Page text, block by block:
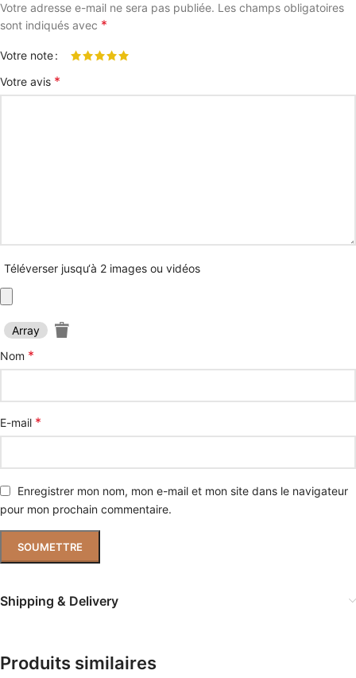
Votre adresse e-mail ne sera pas publiée. Les champs obligatoires
sont indiqués avec *
Votre note
Votre avis *
Téléverser jusqu‘à 2 images ou vidéos
Array
Nom *
E-mail *
Enregistrer mon nom, mon e-mail et mon site dans le navigateur
pour mon prochain commentaire.
Shipping & Delivery
Produits similaires